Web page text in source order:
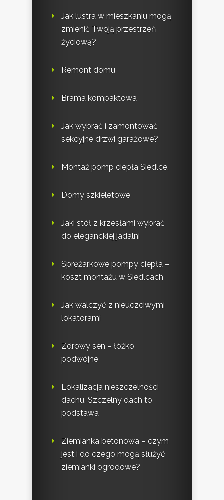
Jak lustra w mieszkaniu mogą
zmienić Twoją przestrzeń
życiową?
Remont domu
Brama kompaktowa
Jak wybrać i zamontować
sekcyjne drzwi garażowe?
Montaż pomp ciepła Siedlce.
Domy szkieletowe
Jaki stół z krzesłami wybrać
do eleganckiej jadalni
Sprężarkowe pompy ciepła –
koszt montażu w Siedlcach
Jak walczyć z nieuczciwymi
lokatorami
Zdrowy sen – łóżko
podwójne
Lokalizacja nieszczelności
dachu. Szczelny dach to
podstawa
Ziemianka betonowa – czym
jest i do czego mogą służyć
ziemianki ogrodowe?